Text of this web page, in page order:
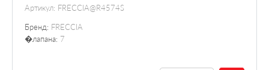
Артикул: FRECCIA@R4574S
Бренд: FRECCIA
�лапана: 7